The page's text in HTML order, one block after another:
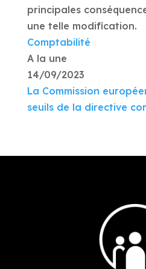
principales
une telle modification.
Comptabilité
A la une
14/09/2023
La Commission
seuils de la directive